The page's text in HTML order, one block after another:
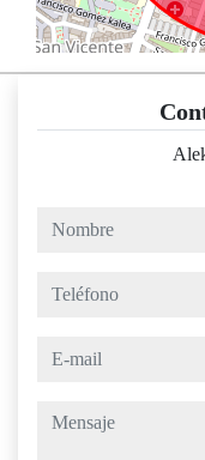
nombre
teléfono
e-mail
mensaje